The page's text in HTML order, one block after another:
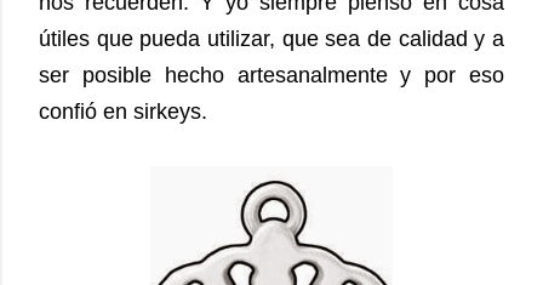
útiles que pueda utilizar, que sea de calidad y a
ser posible hecho artesanalmente y por eso
confió en sirkeys.